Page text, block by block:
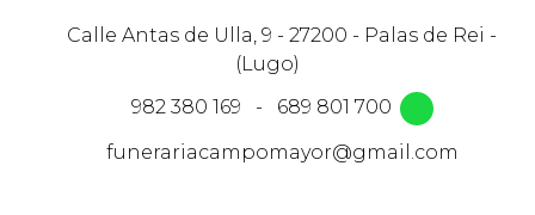
Calle Antas de Ulla, 9 - 27200 - Palas de Rei -
(Lugo)
982 380 169
-
689 801 700
funerariacampomayor@gmail.com